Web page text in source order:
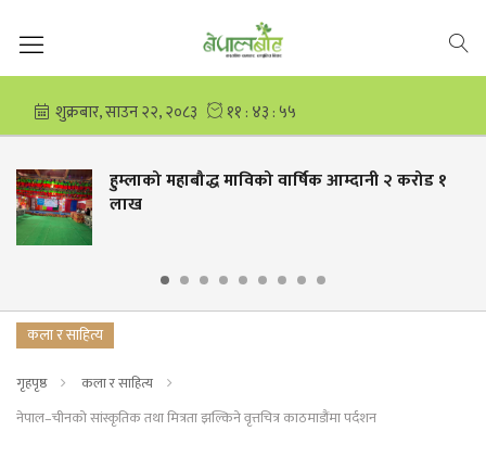
महाबौद्ध माविको वार्षिक आम्दानी २ करोड १
कला र साहित्य
गृहपृष्ठ
कला र साहित्य
नेपाल–चीनको सांस्कृतिक तथा मित्रता झल्किने वृत्तचित्र काठमाडौंमा पर्दशन